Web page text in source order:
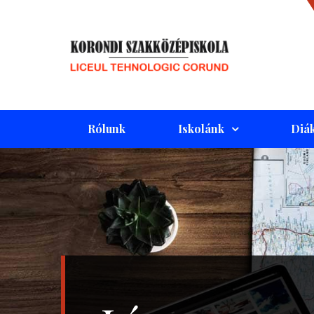
Rólunk Iskolánk